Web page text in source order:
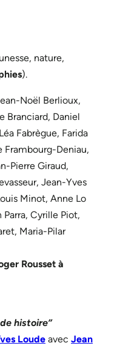
nature,
).
Noël Berlioux,
Branciard, Daniel
Fabrègue, Farida
Frambourg-Deniau,
Pierre Giraud,
Jean-Yves
Minot, Anne Lo
Cyrille Piot,
Maria-Pilar
Rousset à
histoire”
Loude avec Jean